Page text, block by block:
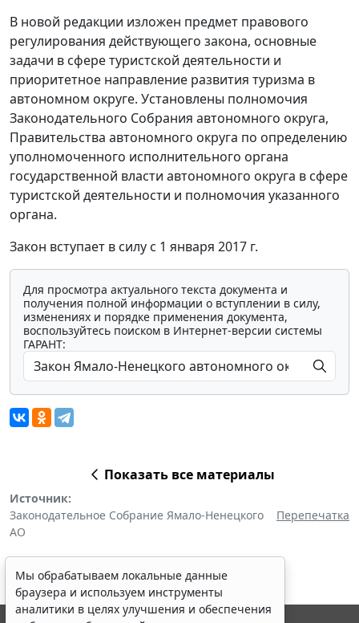
В новой редакции изложен предмет правового
регулирования действующего закона, основные
задачи в сфере туристской деятельности и
приоритетное направление развития туризма в
автономном округе. Установлены полномочия
Законодательного Собрания автономного округа,
Правительства автономного округа по определению
уполномоченного исполнительного органа
государственной власти автономного округа в сфере
туристской деятельности и полномочия указанного
органа.
Закон вступает в силу с 1 января 2017 г.
Для просмотра актуального текста документа и
получения полной информации о вступлении в силу,
изменениях и порядке применения документа,
воспользуйтесь поиском в Интернет-версии системы
ГАРАНТ:
Показать все материалы
Источник:
Законодательное Собрание Ямало-Ненецкого
АО
Перепечатка
Мы обрабатываем локальные данные
браузера и используем инструменты
аналитики в целях улучшения и обеспечения